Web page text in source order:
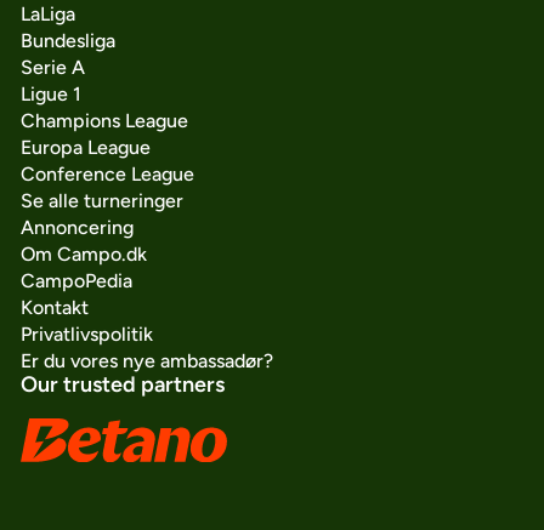
LaLiga
Bundesliga
Serie A
Ligue 1
Champions League
Europa League
Conference League
Se alle turneringer
Annoncering
Om Campo.dk
CampoPedia
Kontakt
Privatlivspolitik
Er du vores nye ambassadør?
Our trusted partners